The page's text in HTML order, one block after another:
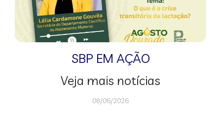
SBP EM AÇÃO
Veja mais notícias
08/06/2026